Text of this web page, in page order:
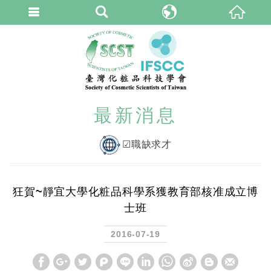
最新消息
☑職缺求才
狂賀~靜宜大學化粧品科學系獲教育部核准成立博
士班
2016-07-19
繁體中文